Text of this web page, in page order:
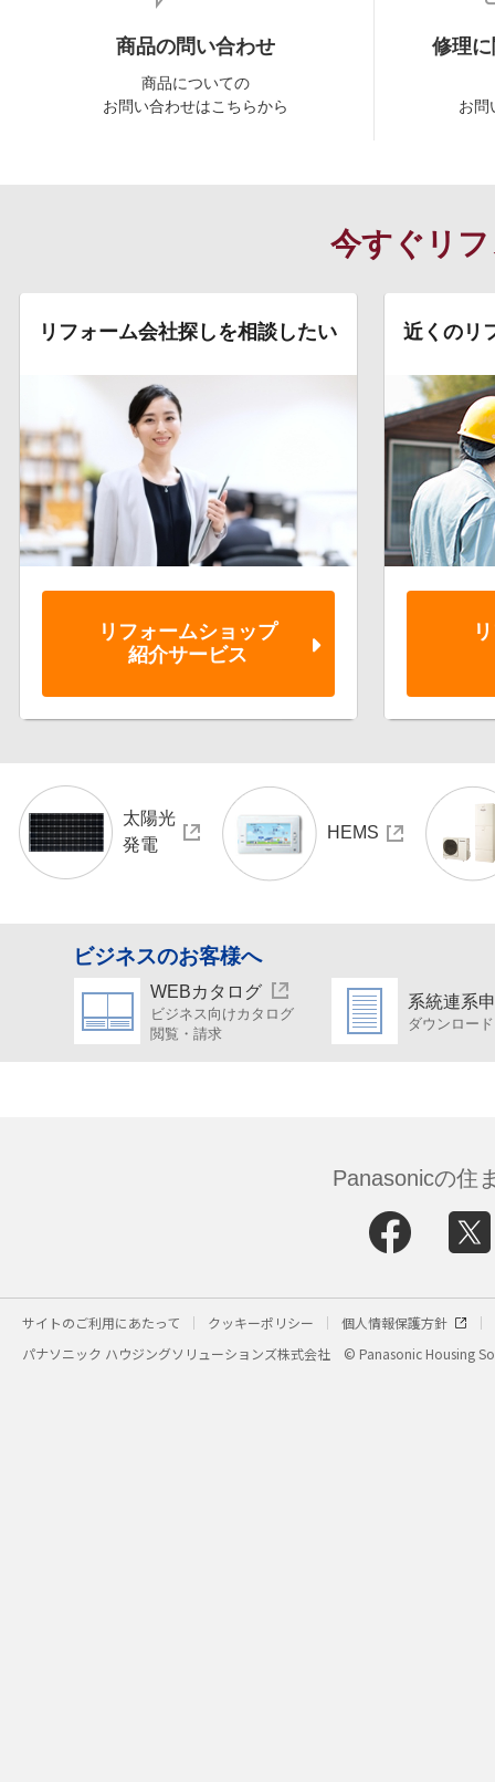
商品の問い合わせ
商品についての
お問い合わせはこちらから
修理
お問
今すぐリ
リフォーム会社探しを相談したい
リフォームショップ
紹介サービス
近くのリ
太陽光
発電
HEMS
ビジネスのお客様へ
WEBカタログ
ビジネス向けカタログ
閲覧・請求
系統連系
ダウンロード
Panasonicの住
サイトのご利用にあたって クッキーポリシー
個人情報保護方針
パナソニック ハウジングソリューションズ株式会社
© Panasonic Housing